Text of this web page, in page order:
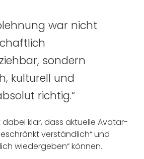
war nicht
sondern
kulturell und
richtig.“
klar, dass aktuelle Avatar-
verständlich“ und
wiedergeben“ können.